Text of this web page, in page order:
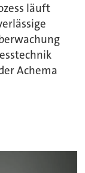
läuft
Achema